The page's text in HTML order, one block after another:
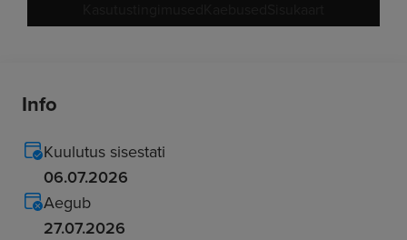
Info
Kuulutus sisestati
06.07.2026
Aegub
27.07.2026